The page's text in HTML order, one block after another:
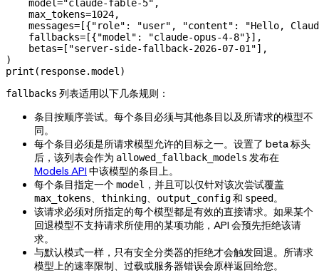
    model
="claude-fable-5" ,
    max_tokens
=1024,
    messages
= [{"role" : "user" , "content" :
"Hello,
    fallbacks
= [{"model" : "claude-opus-4-8"}],
    betas
= [ "server-side-fallback-2026-07-01"],
)
print (response.model)
fallbacks 列表适用以下几条规则：
条目按顺序尝试。每个条目必须与其他条目以及所请求的模型不
同。
每个条目必须是所请求模型允许的目标之一。设置了 beta 标头
后，该列表会作为 allowed_fallback_models 发布在
Models API 中该模型的条目上。
每个条目指定一个model ，并且可以仅针对该次尝试覆盖
max_tokens、 thinking、 output_config和 speed。
该请求必须对所指定的每个模型都是有效的直接请求。如果某个
回退模型不支持请求所使用的某项功能，API 会预先拒绝该请
求。
与默认模式一样，只有安全分类器的拒绝才会触发回退。所请求
模型上的速率限制、过载或服务器错误会原样返回给您。